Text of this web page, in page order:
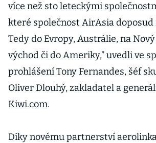
více než sto leteckými
které společnost AirAsia doposud
Tedy do Evropy, Austrálie, na
východ či do Ameriky,” uvedli ve
prohlášení Tony Fernandes, šéf
Oliver Dlouhý, zakladatel a
Kiwi.com.
Díky novému partnerství